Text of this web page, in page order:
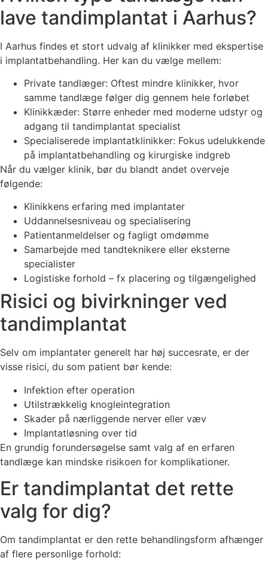
lave tandimplantat i Aarhus?
I Aarhus findes et stort udvalg af klinikker med ekspertise
i implantatbehandling. Her kan du vælge mellem:
Private tandlæger: Oftest mindre klinikker, hvor
samme tandlæge følger dig gennem hele forløbet
Klinikkæder: Større enheder med moderne udstyr og
adgang til tandimplantat specialist
Specialiserede implantatklinikker: Fokus udelukkende
på implantatbehandling og kirurgiske indgreb
Når du vælger klinik, bør du blandt andet overveje
følgende:
Klinikkens erfaring med implantater
Uddannelsesniveau og specialisering
Patientanmeldelser og fagligt omdømme
Samarbejde med tandteknikere eller eksterne
specialister
Logistiske forhold – fx placering og tilgængelighed
Risici og bivirkninger ved
tandimplantat
Selv om implantater generelt har høj succesrate, er der
visse risici, du som patient bør kende:
Infektion efter operation
Utilstrækkelig knogleintegration
Skader på nærliggende nerver eller væv
Implantatløsning over tid
En grundig forundersøgelse samt valg af en erfaren
tandlæge kan mindske risikoen for komplikationer.
Er tandimplantat det rette
valg for dig?
Om tandimplantat er den rette behandlingsform afhænger
af flere personlige forhold: